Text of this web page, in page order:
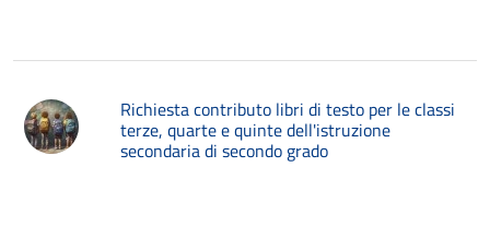
Richiesta contributo libri di testo per le classi
terze, quarte e quinte dell'istruzione
secondaria di secondo grado